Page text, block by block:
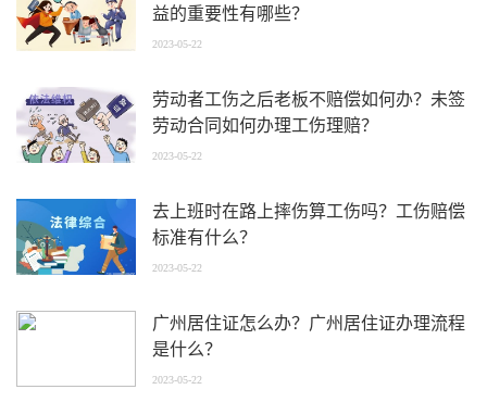
益的重要性有哪些？
2023-05-22
劳动者工伤之后老板不赔偿如何办？未签
劳动合同如何办理工伤理赔？
2023-05-22
去上班时在路上摔伤算工伤吗？工伤赔偿
标准有什么？
2023-05-22
广州居住证怎么办？广州居住证办理流程
是什么？
2023-05-22